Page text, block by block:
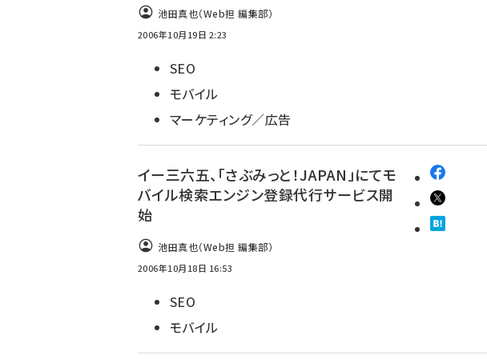
池田真也（Web担 編集部）
2006年10月19日 2:23
SEO
モバイル
マーケティング／広告
イー三六五、「さぶみっと！JAPAN」にてモ
バイル検索エンジン登録代行サービス開
始
池田真也（Web担 編集部）
2006年10月18日 16:53
SEO
モバイル